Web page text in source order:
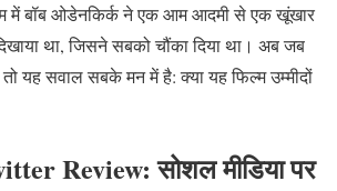
में बॉब ओडेनकिर्क ने एक आम आदमी से एक खूंखार
था, जिसने सबको चौंका दिया था। अब जब
यह सवाल सबके मन में है: क्या यह फिल्म उम्मीदों
Review: सोशल मीडिया पर